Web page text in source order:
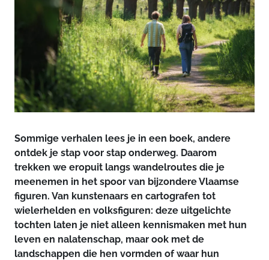
Sommige verhalen lees je in een boek, andere
ontdek je stap voor stap onderweg. Daarom
trekken we eropuit langs wandelroutes die je
meenemen in het spoor van bijzondere Vlaamse
figuren. Van kunstenaars en cartografen tot
wielerhelden en volksfiguren: deze uitgelichte
tochten laten je niet alleen kennismaken met hun
leven en nalatenschap, maar ook met de
landschappen die hen vormden of waar hun